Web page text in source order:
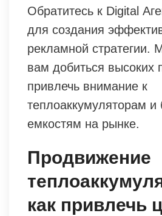
Обратитесь к Digital
для создания
рекламной
вам добиться высоких
привлечь внимание к
теплоаккумуляторам
емкостям на рынке.
Продвижение
как привлечь